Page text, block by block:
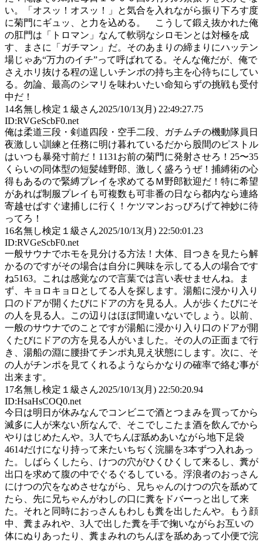
い。「オスッ！オスッ！」と気合を入れながら振り下ろす度
に菊門にギュッ、と力を込める。 こうして鍛え抜かれた俺
の肛門は「トロマン」なんて軟弱なシロモンとは対極を成
す、まさに「ガチマン」だ。そのあまりの締まりにハッテン
場じゃあ“万力のイチ”って呼ばれてる。そんな俺だが、俺で
さえホリ抜ける程の逞しいチンポの持ち主を心待ちにしてい
る。勿論、最高のシマリを味わいたい命知らずの挑戦も受付
中だ！
14名無し検定１級さん2025/10/13(月) 22:49:27.75
ID:RVGeScbF0.net
俺は柔道三段・剣道四段・空手二段、ガチムチの機動隊員日
夜激しい訓練と任務に明け暮れているだから股間のピストル
はいつも暴発寸前だ！1131お前の菊門に発射させろ！25〜35
くらいの同体型の短髪雄野郎、激しく盛ろうぜ！捕縛術の心
得もあるので緊縛プレイを求めてるＭ野郎歓迎だ！特に希望
があれば制服プレイも可複数も可非番の日なら都内なら連絡
寄越せばすぐ逮捕しに行く！ケツマンおっぴろげて神妙に待
ってろ！
16名無し検定１級さん2025/10/13(月) 22:50:01.23
ID:RVGeScbF0.net
一般サウナでホモを見分ける方法！大体、目つきを見たら解
かるのですがその場合は自分に興味を示してる人の場合です
ね5163。これは感覚なので言葉では言い表せませんね。ま
ず、キョロキョロとしてる人を探します。湯船に浸かり入り
口のドアが開くたびにドアの方を見る人。人が歩くたびにそ
の人を見る人。この辺りはほぼ間違いないでしょう。以前、
一般のサウナでのことですが湯船に浸かり入り口のドアが開
くたびにドアの方を見る人がいました。その人の正面まで行
き、湯船の淵に腰掛てチンポ丸見え状態にします。次に、そ
の人がチンポを見てくれるようならかなりの確率で絡む事が
出来ます。
17名無し検定１級さん2025/10/13(月) 22:50:20.94
ID:HsaHsCOQ0.net
今日は明日が休みなんでコンビニで酒とつまみを買ってから
滅多に人が来ない所なんで、そこでしこたま酒を飲んでから
やりはじめたんや。3人でちんぽ舐めあいながら地下足袋
4614だけになり持って来たいちぢく浣腸を3本ずつ入れあっ
た。しばらくしたら、けつの穴がひくひくして来るし、糞が
出口を求めて腹の中でぐるぐるしている。浮浪者のおっさん
にけつの穴をなめさせながら、兄ちゃんのけつの穴を舐めて
たら、先に兄ちゃんがわしの口に糞をドバーっと出して来
た。それと同時におっさんもわしも糞を出したんや。もう顔
中、糞まみれや、3人で出した糞を手で掬いながらお互いの
体にぬりあったり、糞まみれのちんぽを舐めあって小便で浣